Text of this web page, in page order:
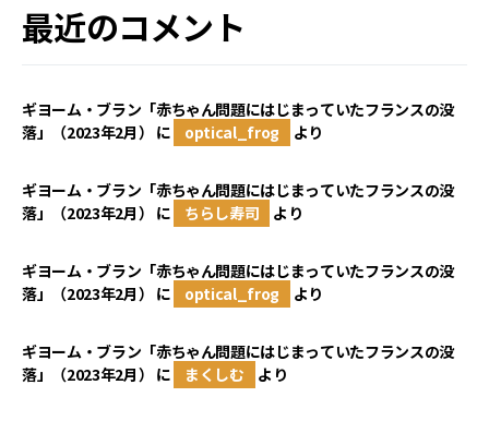
最近のコメント
ギヨーム・ブラン「赤ちゃん問題にはじまっていたフランスの没
落」（2023年2月） に optical_frog より
ギヨーム・ブラン「赤ちゃん問題にはじまっていたフランスの没
落」（2023年2月） に ちらし寿司 より
ギヨーム・ブラン「赤ちゃん問題にはじまっていたフランスの没
落」（2023年2月） に optical_frog より
ギヨーム・ブラン「赤ちゃん問題にはじまっていたフランスの没
落」（2023年2月） に まくしむ より